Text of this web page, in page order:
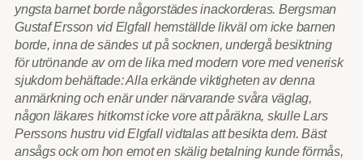
yngsta barnet borde någorstädes inackorderas. Bergsman
Gustaf Ersson vid Elgfall hemställde likväl om icke barnen
borde, inna de sändes ut på socknen, undergå besiktning
för utrönande av om de lika med modern vore med venerisk
sjukdom behäftade: Alla erkände viktigheten av denna
anmärkning och enär under närvarande svåra väglag,
någon läkares hitkomst icke vore att påräkna, skulle Lars
Perssons hustru vid Elgfall vidtalas att besikta dem. Bäst
ansågs ock om hon emot en skälig betalning kunde förmås,